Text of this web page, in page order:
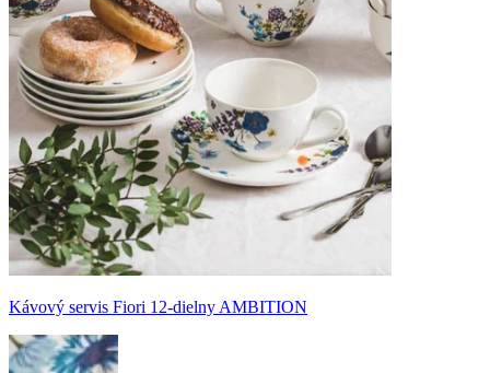
Kávový servis Fiori 12-dielny AMBITION